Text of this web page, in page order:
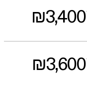
₪3,400
₪3,600